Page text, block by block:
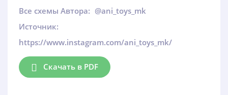
Все схемы Автора: @ani_toys_mk
Источник:
https://www.instagram.com/ani_toys_mk/
Скачать в PDF